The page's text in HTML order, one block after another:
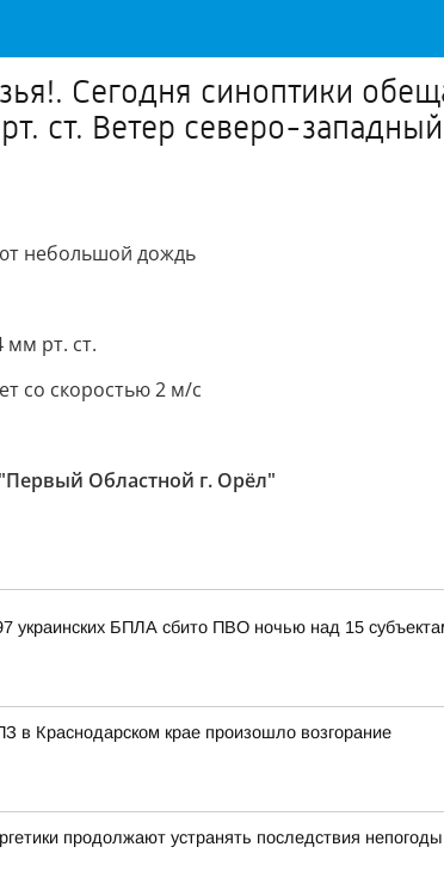
Сегодня синоптики
ст. Ветер северо-
небольшой дождь
мм рт. ст.
со скоростью 2 м/с
Областной г. Орёл"
украинских БПЛА сбито ПВО ночью над 15
в Краснодарском крае произошло возгорание
продолжают устранять последствия непогоды